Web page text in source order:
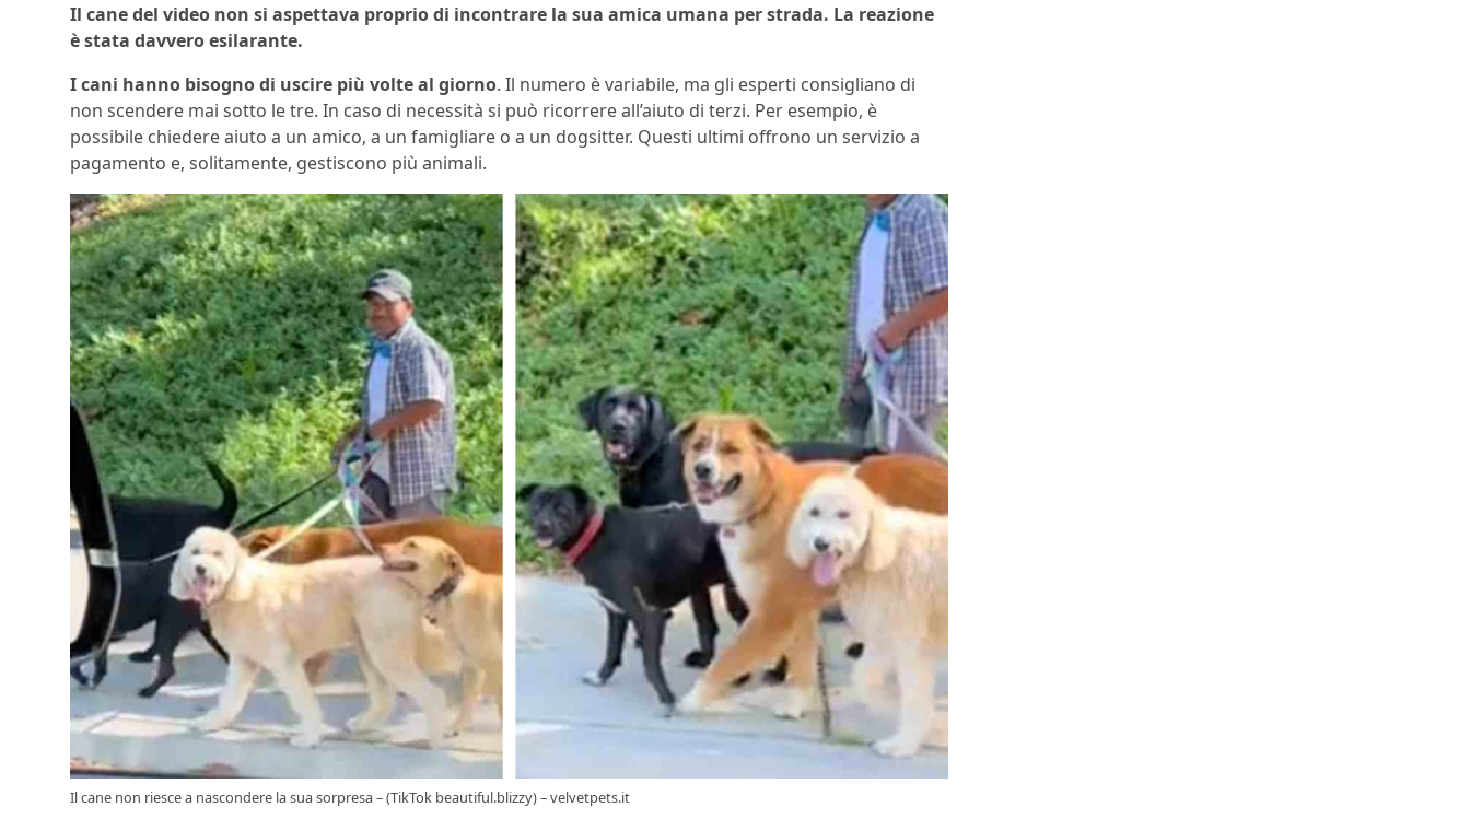
Il cane del video non si aspettava proprio di incontrare la sua amica umana per strada. La reazione
è stata davvero esilarante.
I cani hanno bisogno di uscire più volte al giorno. Il numero è variabile, ma gli esperti consigliano di
non scendere mai sotto le tre. In caso di necessità si può ricorrere all’aiuto di terzi. Per esempio, è
possibile chiedere aiuto a un amico, a un famigliare o a un dogsitter. Questi ultimi offrono un servizio a
pagamento e, solitamente, gestiscono più animali.
Il cane non riesce a nascondere la sua sorpresa – (TikTok beautiful.blizzy) – velvetpets.it